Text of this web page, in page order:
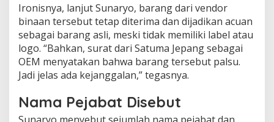
Ironisnya, lanjut Sunaryo, barang dari vendor
binaan tersebut tetap diterima dan dijadikan acuan
sebagai barang asli, meski tidak memiliki label atau
logo. “Bahkan, surat dari Satuma Jepang sebagai
OEM menyatakan bahwa barang tersebut palsu.
Jadi jelas ada kejanggalan,” tegasnya.
Nama Pejabat Disebut